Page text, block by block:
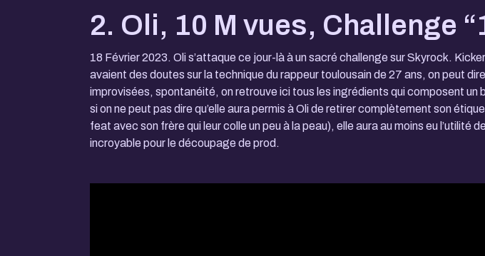
2. Oli, 10 M vues, Challenge
18 Février 2023. Oli s’attaque ce jour-là à un sacré challenge sur Skyrock.
avaient des doutes sur la technique du rappeur toulousain de 27 ans, on peut
improvisées, spontanéité, on retrouve ici tous les ingrédients qui composent un
si on ne peut pas dire qu’elle aura permis à Oli de retirer complètement son
feat avec son frère qui leur colle un peu à la peau), elle aura au moins eu l’utilité
incroyable pour le découpage de prod.